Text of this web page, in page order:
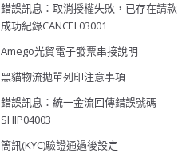
錯誤訊息：取消授權失敗，已存在請款
成功紀錄CANCEL03001
Amego光貿電子發票串接說明
黑貓物流拋單列印注意事項
錯誤訊息：統一金流回傳錯誤號碼
SHIP04003
簡訊(KYC)驗證通過後設定